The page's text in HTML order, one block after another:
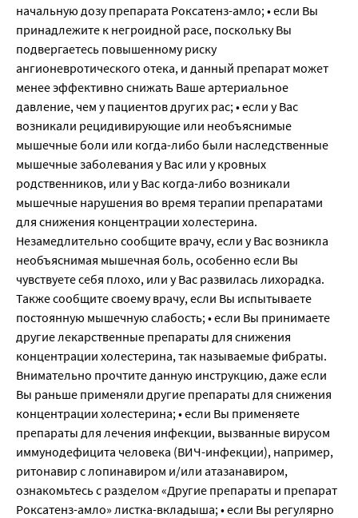
начальную дозу препарата Роксатенз-амло; • если Вы
принадлежите к негроидной расе, поскольку Вы
подвергаетесь повышенному риску
ангионевротического отека, и данный препарат может
менее эффективно снижать Ваше артериальное
давление, чем у пациентов других рас; • если у Вас
возникали рецидивирующие или необъяснимые
мышечные боли или когда-либо были наследственные
мышечные заболевания у Вас или у кровных
родственников, или у Вас когда-либо возникали
мышечные нарушения во время терапии препаратами
для снижения концентрации холестерина.
Незамедлительно сообщите врачу, если у Вас возникла
необъяснимая мышечная боль, особенно если Вы
чувствуете себя плохо, или у Вас развилась лихорадка.
Также сообщите своему врачу, если Вы испытываете
постоянную мышечную слабость; • если Вы принимаете
другие лекарственные препараты для снижения
концентрации холестерина, так называемые фибраты.
Внимательно прочтите данную инструкцию, даже если
Вы раньше применяли другие препараты для снижения
концентрации холестерина; • если Вы применяете
препараты для лечения инфекции, вызванные вирусом
иммунодефицита человека (ВИЧ-инфекции), например,
ритонавир с лопинавиром и/или атазанавиром,
ознакомьтесь с разделом «Другие препараты и препарат
Роксатенз-амло» листка-вкладыша; • если Вы регулярно